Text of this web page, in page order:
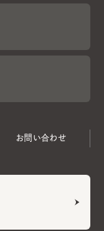
お問い合わせ